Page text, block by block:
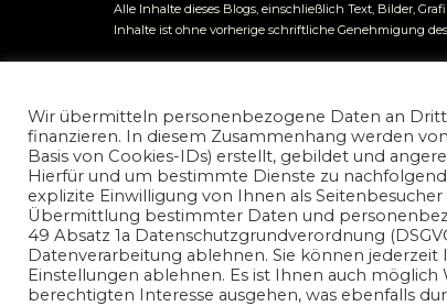
Alle Inhalte dieses Blogs, einschließlich Text, Bilder,
Inhalte ist ohne vorherige schriftliche Genehmigung
Wir übermitteln personenbezogene Daten an
finanzieren. In diesem Zusammenhang werden
Basis von Cookies-IDs) erstellt, gebildet und
Hierfür und um bestimmte Dienste zu
explizite Einwilligung von Ihnen als
Übermittlung bestimmter Daten und
49 Absatz 1a Datenschutzgrundverordnung
Datenverarbeitung ablehnen. Sie können
Einstellungen ablehnen. Es ist Ihnen auch
berechtigten Interesse ausgehen, was ebenfalls